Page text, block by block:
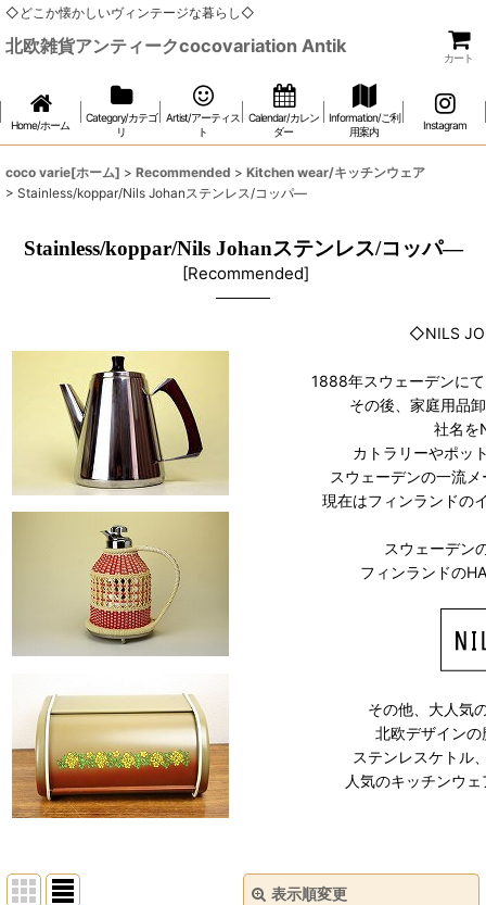
◇どこか懐かしいヴィンテージな暮らし◇
北欧雑貨アンティークcocovariation Antik
カート
Home/ホーム
Category/カテゴ
リ
Artist/アーティス
ト
Calendar/カレン
ダー
Information/ご利
用案内
Instagram
coco varie[ホーム] > Recommended > Kitchen wear/キッチンウェア
> Stainless/koppar/Nils Johanステンレス/コッパ―
Stainless/koppar/Nils Johanステンレス/コッパ―
[Recommended]
◇NILS
1888年スウェーデンに
その後、家庭用品
社名を
カトラリーやポッ
スウェーデンの一流
現在はフィンランドの
スウェーデン
フィンランドの
その他、大人気
北欧デザイン
ステンレスケトル
人気のキッチンウ
表示順変更